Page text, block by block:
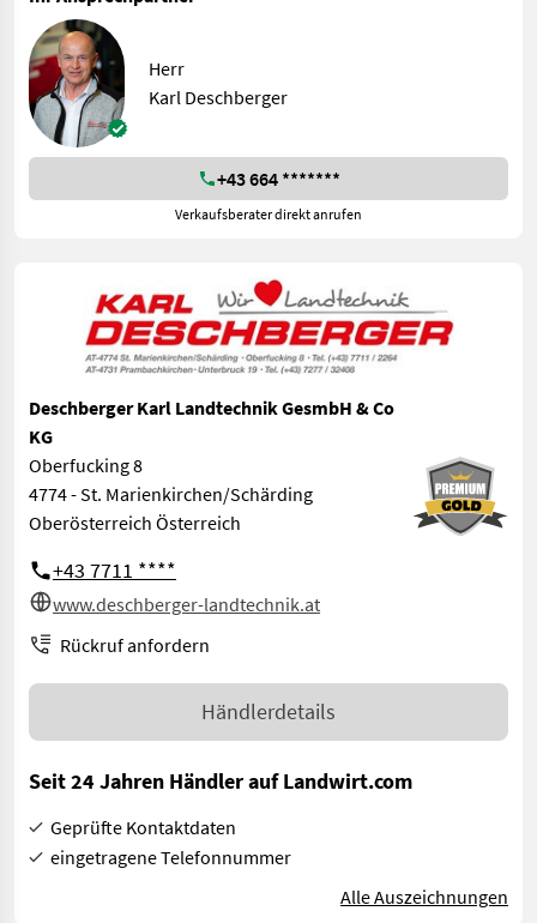
Herr
Karl Deschberger
+43 664 *******
Verkaufsberater direkt anrufen
Deschberger Karl Landtechnik GesmbH & Co
KG
Oberfucking 8
4774 - St. Marienkirchen/Schärding
Oberösterreich Österreich
+43 7711 ****
www.deschberger-landtechnik.at
Rückruf anfordern
Händlerdetails
Seit 24 Jahren Händler auf Landwirt.com
Geprüfte Kontaktdaten
eingetragene Telefonnummer
Alle Auszeichnungen